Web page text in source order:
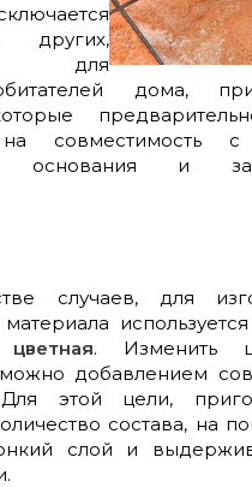
других,
для
дома,
совместимость с
основания и
случаев, для
материала
. Изменить
можно добавлением
этой цели,
состава, на
слой и